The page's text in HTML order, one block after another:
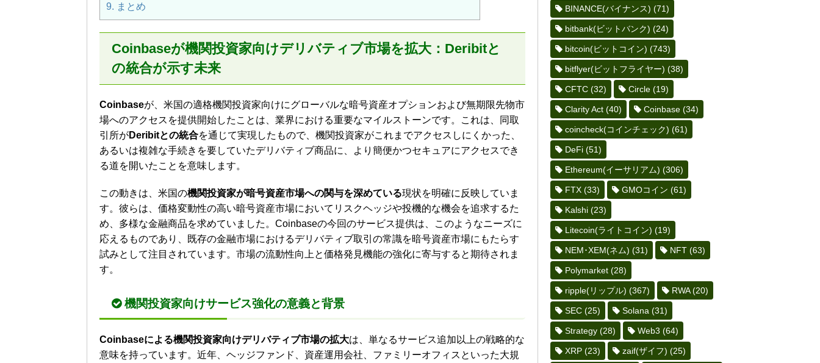
9. まとめ
Coinbaseが機関投資家向けデリバティブ市場を拡大：Deribitと
の統合が示す未来
Coinbaseが、米国の適格機関投資家向けにグローバルな暗号資産オプションおよび無期限先物市
場へのアクセスを提供開始したことは、業界における重要なマイルストーンです。これは、同取
引所がDeribitとの統合を通じて実現したもので、機関投資家がこれまでアクセスしにくかった、
あるいは複雑な手続きを要していたデリバティブ商品に、より簡便かつセキュアにアクセスでき
る道を開いたことを意味します。
この動きは、米国の機関投資家が暗号資産市場への関与を深めている現状を明確に反映していま
す。彼らは、価格変動性の高い暗号資産市場においてリスクヘッジや投機的な機会を追求するた
め、多様な金融商品を求めていました。Coinbaseの今回のサービス提供は、このようなニーズに
応えるものであり、既存の金融市場におけるデリバティブ取引の常識を暗号資産市場にもたらす
試みとして注目されています。市場の流動性向上と価格発見機能の強化に寄与すると期待されま
す。
機関投資家向けサービス強化の意義と背景
Coinbaseによる機関投資家向けデリバティブ市場の拡大は、単なるサービス追加以上の戦略的な
意味を持っています。近年、ヘッジファンド、資産運用会社、ファミリーオフィスといった大規
BINANCE(バイナンス) (71)
bitbank(ビットバンク) (24)
bitcoin(ビットコイン) (743)
bitflyer(ビットフライヤー) (38)
CFTC (32) Circle (19)
Clarity Act (40) Coinbase (34)
coincheck(コインチェック) (61)
DeFi (51)
Ethereum(イーサリアム) (306)
FTX (33) GMOコイン (61)
Kalshi (23)
Litecoin(ライトコイン) (19)
NEM･XEM(ネム) (31) NFT (63)
Polymarket (28)
ripple(リップル) (367) RWA(20)
SEC (25) Solana (31)
Strategy (28) Web3 (64)
XRP (23) zaif(ザイフ) (25)